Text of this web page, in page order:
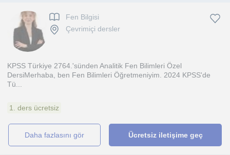
Fen Bilgisi
Çevrimiçi dersler
KPSS Türkiye 2764.'sünden Analitik Fen Bilimleri Özel
DersiMerhaba, ben Fen Bilimleri Öğretmeniyim. 2024 KPSS'de
Tü...
1. ders ücretsiz
daha fazlasını gör Ücretsiz iletişime geç